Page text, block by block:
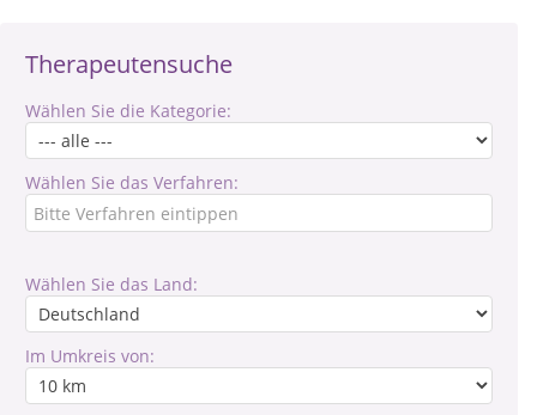
Therapeutensuche
Wählen Sie die Kategorie:
Wählen Sie das Verfahren:
Wählen Sie das Land:
Im Umkreis von: